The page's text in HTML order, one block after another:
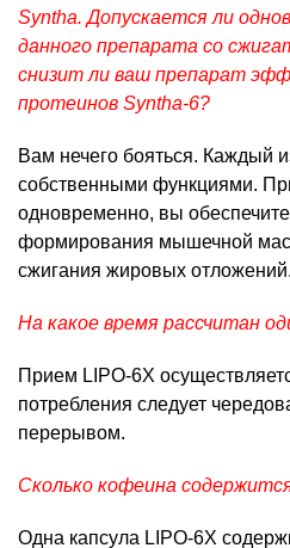
Syntha. Допускается ли
данного препарата со
снизит ли ваш препарат
протеинов Syntha-6?
Вам нечего бояться. Каждый
собственными функциями.
одновременно, вы
формирования мышечной
сжигания жировых отложений.
На какое время рассчитан
Прием LIPO-6Х
потребления следует
перерывом.
Сколько кофеина
Одна капсула LIPO-6Х